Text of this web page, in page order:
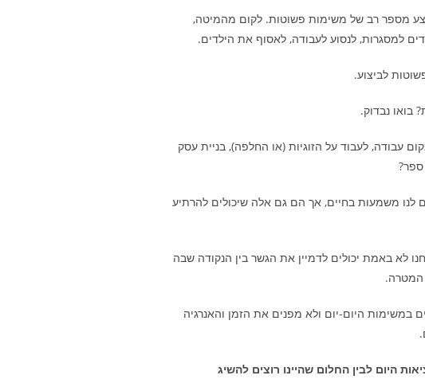
מספר רב של משימות פשוטות. לקום מהמיטה,
למסגרות, לנסוע לעבודה, לאסוף את הילדים.
לביצוע.
בואו נבדוק.
עבודה, לעבוד על הזוגיות (או החלפה), בניית עסק
לנו משמעות בחיים, אך הם גם אלה שיכולים להרתיע
לא באמת יכולים לדמיין את הגשר בין הנקודה שבה
המטרה.
במשימות היום-יום ולא מפנים את הזמן והאנרגיה
היום לבין החלום שהיינו רוצים להשיג